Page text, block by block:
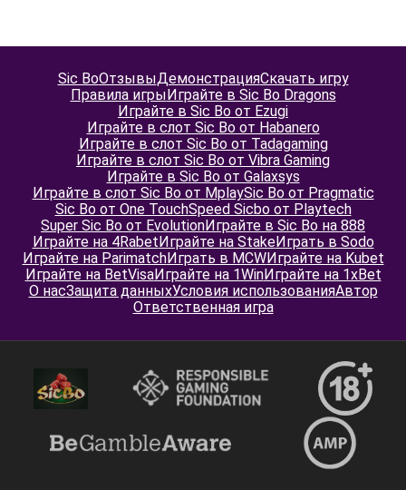
Sic BoОтзывыДемонстрацияСкачать игру
Правила игрыИграйте в Sic Bo Dragons
Играйте в Sic Bo от Ezugi
Играйте в слот Sic Bo от Habanero
Играйте в слот Sic Bo от Tadagaming
Играйте в слот Sic Bo от Vibra Gaming
Играйте в Sic Bo от Galaxsys
Играйте в слот Sic Bo от MplaySic Bo от Pragmatic
Sic Bo от One TouchSpeed Sicbo от Playtech
Super Sic Bo от EvolutionИграйте в Sic Bo на 888
Играйте на 4RabetИграйте на StakeИграть в Sodo
Играйте на ParimatchИграть в MCWИграйте на Kubet
Играйте на BetVisaИграйте на 1WinИграйте на 1xBet
О насЗащита данныхУсловия использованияАвтор
Ответственная игра